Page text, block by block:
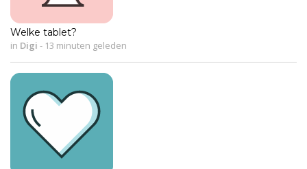
Welke tablet?
in Digi - 13 minuten geleden